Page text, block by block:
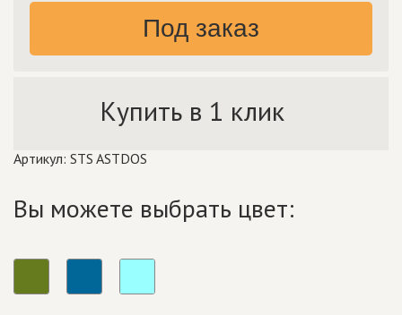
Под заказ
Купить в 1 клик
Артикул: STS ASTDOS
Вы можете выбрать цвет: